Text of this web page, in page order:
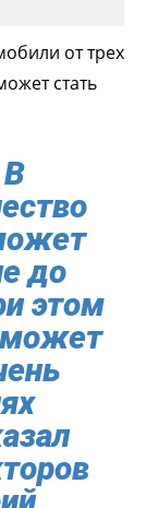
от трех
стать
до
этом
может